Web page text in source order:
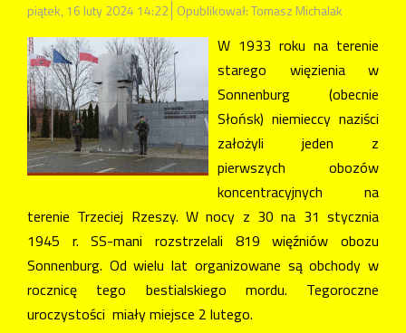
piątek, 16 luty 2024 14:22 Opublikował: Tomasz Michalak
W 1933 roku na terenie
starego więzienia w
Sonnenburg (obecnie
Słońsk) niemieccy naziści
założyli jeden z
pierwszych obozów
koncentracyjnych na
terenie Trzeciej Rzeszy. W nocy z 30 na 31 stycznia
1945 r. SS-mani rozstrzelali 819 więźniów obozu
Sonnenburg. Od wielu lat organizowane są obchody w
rocznicę tego bestialskiego mordu. Tegoroczne
uroczystości miały miejsce 2 lutego.